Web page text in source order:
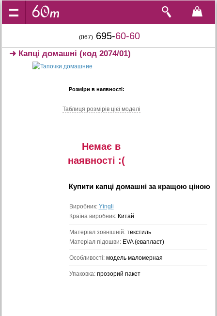
(067) 695-60-60
➜ Капці домашні (код 2074/01)
Розміри в наявності:
Таблиця розмiрiв цiєї моделi
Немає в
наявностi :(
Купити капці домашніза кращою ціною
Виробник: Yingli
Країна виробник: Китай
Матеріал зовнішній: текстиль
Матеріал підошви: EVA (евапласт)
Особливості: модель маломерная
Упаковка: прозорий пакет